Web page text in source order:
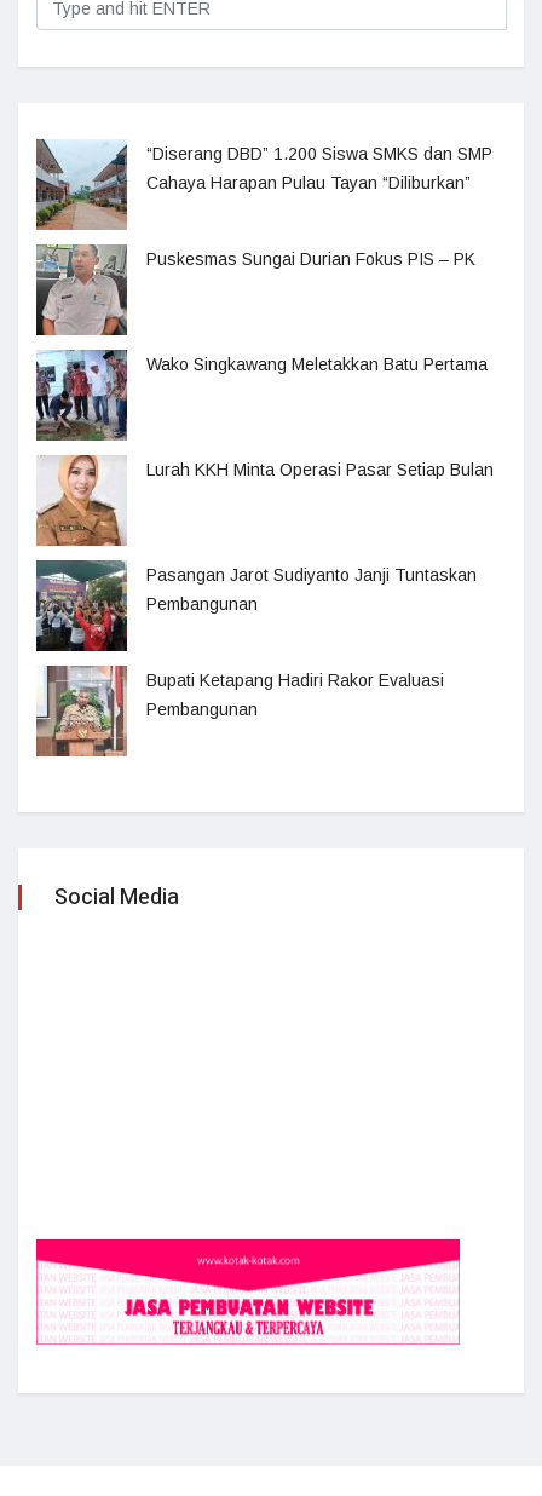
“Diserang DBD” 1.200 Siswa SMKS dan SMP
Cahaya Harapan Pulau Tayan “Diliburkan”
Puskesmas Sungai Durian Fokus PIS – PK
Wako Singkawang Meletakkan Batu Pertama
Lurah KKH Minta Operasi Pasar Setiap Bulan
Pasangan Jarot Sudiyanto Janji Tuntaskan
Pembangunan
Bupati Ketapang Hadiri Rakor Evaluasi
Pembangunan
Social Media